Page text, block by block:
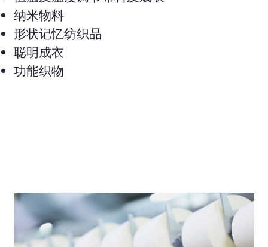
纳米物料
形状记忆纺织品
聪明成衣
功能织物